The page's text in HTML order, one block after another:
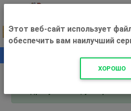
+500 ₽
Внимание! С 3 августа
Этот веб-сайт использует
обеспечить вам наилучший
ХОРОШО